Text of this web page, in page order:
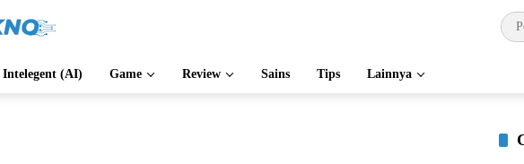
(AI) Game Review Sains Tips Lainnya